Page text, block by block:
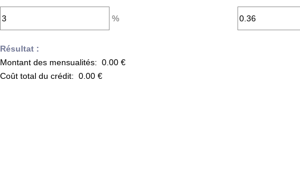
%
Résultat :
Montant des mensualités: 0.00 €
Coût total du crédit: 0.00 €